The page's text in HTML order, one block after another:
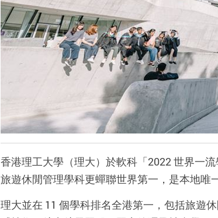
香港理工大學（理大）於軟科「2022 世界一
旅遊休閒管理學科更蟬聯世界第一，是本地唯
理大並在 11 個學科排名全港第一，包括旅遊